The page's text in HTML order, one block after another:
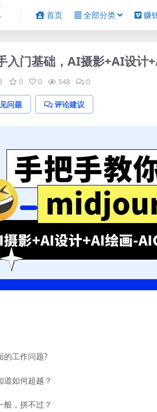
首页 全部分类 赚
门基础，AI摄影+AI设计
0 0 548 0
问题 评论建议
的工作问题?
道如何超越？
般，拼不过？